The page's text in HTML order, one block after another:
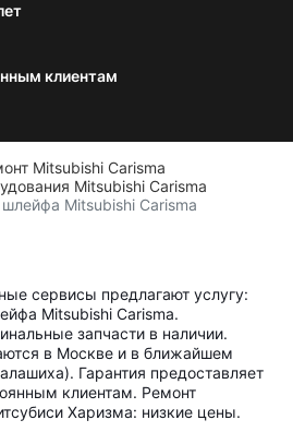
клиентам
Mitsubishi Carisma
Mitsubishi Carisma
Mitsubishi Carisma
сервисы предлагают услугу:
Mitsubishi Carisma.
запчасти в наличии.
в Москве и в ближайшем
Гарантия предоставляет
клиентам. Ремонт
Харизма: низкие цены.